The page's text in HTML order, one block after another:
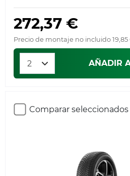
272,37 €
Precio de montaje no incluido 19,85
AÑADIR
Comparar seleccionados